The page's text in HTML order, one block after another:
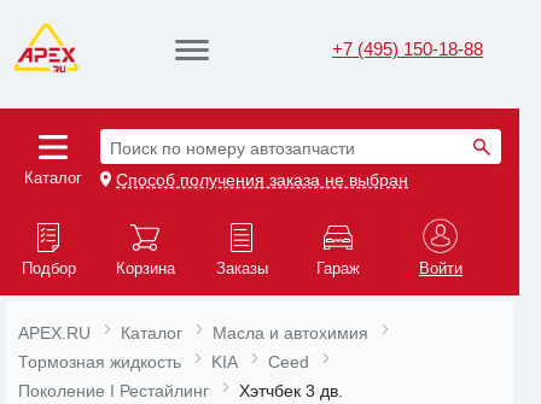
+7 (495) 150-18-88
Каталог
Поиск по номеру автозапчасти
Способ получения заказа не выбран
Подбор Корзина Заказы Гараж Войти
APEX.RU Каталог
Масла и автохимия
Тормозная жидкость
KIA
Ceed
Поколение I Рестайлинг
Хэтчбек 3 дв.